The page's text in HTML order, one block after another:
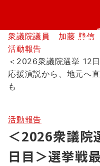
加
衆議院議員 加藤 勝信
活動報告
＜2026衆議院選挙 12
応援演説から、地元へ
も
活動報告
＜2026衆議院
日目＞選挙戦